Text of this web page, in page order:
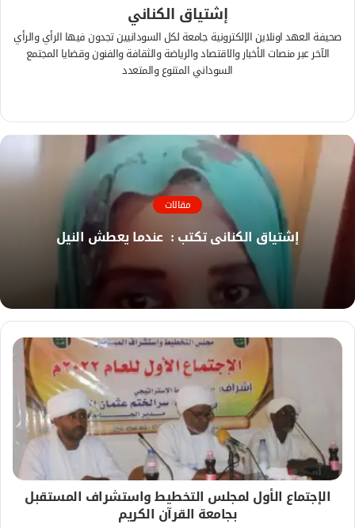
إشتياق الكناني
صحيفة العهد اونلاين الإلكترونية جامعة لكل السودانيين تجدون فيها الرأي والرأي
الآخر عبر منصات الأخبار والاقتصاد والرياضة والثقافة والفنون وقضايا المجتمع
السوداني المتنوع والمتعدد
م
و
ق
ع
ا
ل
و
ي
س
و
ك
مقالات
إشتياق الكناني تكتب : عندما يعطش النيل
الإجتماع الأول لمجلس التخطيط واستشراف المستقبل
بجامعة القرآن الكريم